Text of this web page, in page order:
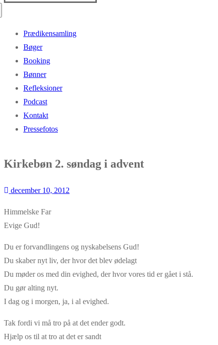
Prædikensamling
Bøger
Booking
Bønner
Refleksioner
Podcast
Kontakt
Pressefotos
Kirkebøn 2. søndag i advent
december 10, 2012
Himmelske Far
Evige Gud!
Du er forvandlingens og nyskabelsens Gud!
Du skaber nyt liv, der hvor det blev ødelagt
Du møder os med din evighed, der hvor vores tid er gået i stå.
Du gør alting nyt.
I dag og i morgen, ja, i al evighed.
Tak fordi vi må tro på at det ender godt.
Hjælp os til at tro at det er sandt